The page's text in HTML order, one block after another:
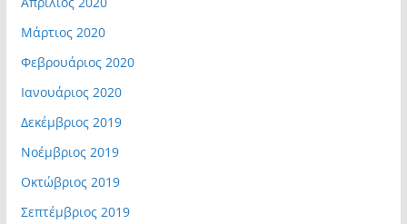
Μάρτιος 2020
Φεβρουάριος 2020
Ιανουάριος 2020
Δεκέμβριος 2019
Νοέμβριος 2019
Οκτώβριος 2019
Σεπτέμβριος 2019